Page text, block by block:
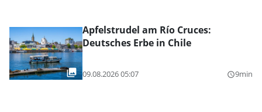
Apfelstrudel am Río Cruces:
Deutsches Erbe in Chile
09.08.2026 05:07 query_builder9min